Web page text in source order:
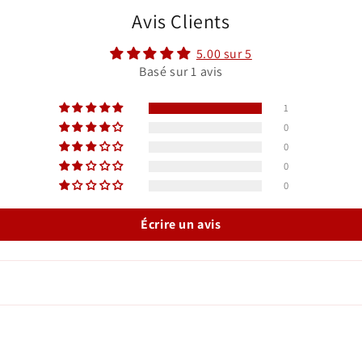
Avis Clients
5.00 sur 5
Basé sur 1 avis
1
0
0
0
0
Écrire un avis